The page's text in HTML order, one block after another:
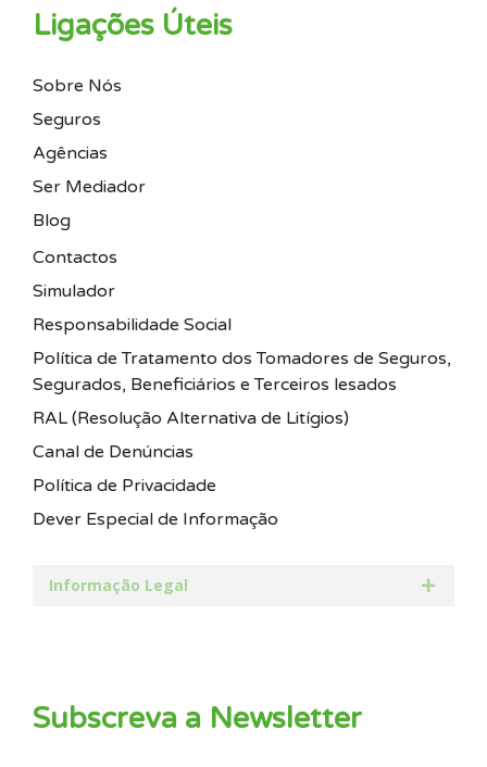
Ligações Úteis
Sobre Nós
Seguros
Agências
Ser Mediador
Blog
Contactos
Simulador
Responsabilidade Social
Política de Tratamento dos Tomadores de Seguros,
Segurados, Beneficiários e Terceiros lesados
RAL (Resolução Alternativa de Litígios)
Canal de Denúncias
Política de Privacidade
Dever Especial de Informação
Informação Legal
Subscreva a Newsletter